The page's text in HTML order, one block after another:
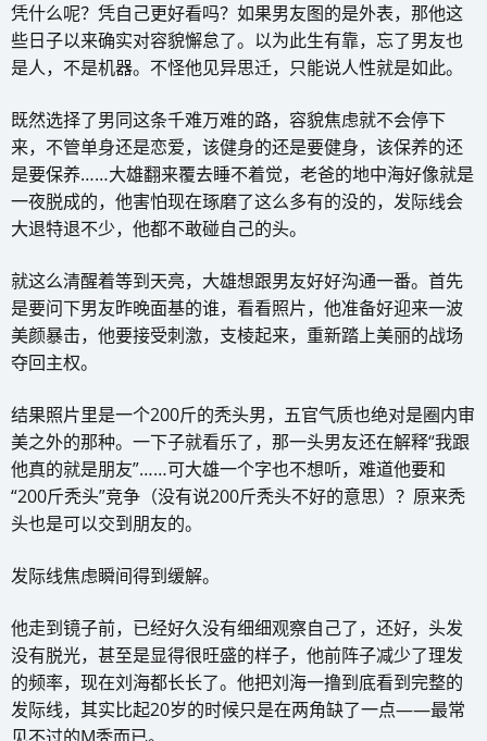
凭什么呢？凭自己更好看吗？如果男友图的是外表，那他这
些日子以来确实对容貌懈怠了。以为此生有靠，忘了男友也
是人，不是机器。不怪他见异思迁，只能说人性就是如此。
既然选择了男同这条千难万难的路，容貌焦虑就不会停下
来，不管单身还是恋爱，该健身的还是要健身，该保养的还
是要保养……大雄翻来覆去睡不着觉，老爸的地中海好像就是
一夜脱成的，他害怕现在琢磨了这么多有的没的，发际线会
大退特退不少，他都不敢碰自己的头。
就这么清醒着等到天亮，大雄想跟男友好好沟通一番。首先
是要问下男友昨晚面基的谁，看看照片，他准备好迎来一波
美颜暴击，他要接受刺激，支棱起来，重新踏上美丽的战场
夺回主权。
结果照片里是一个200斤的秃头男，五官气质也绝对是圈内审
美之外的那种。一下子就看乐了，那一头男友还在解释“我跟
他真的就是朋友”……可大雄一个字也不想听，难道他要和
“200斤秃头”竞争（没有说200斤秃头不好的意思）？原来秃
头也是可以交到朋友的。
发际线焦虑瞬间得到缓解。
他走到镜子前，已经好久没有细细观察自己了，还好，头发
没有脱光，甚至是显得很旺盛的样子，他前阵子减少了理发
的频率，现在刘海都长长了。他把刘海一撸到底看到完整的
发际线，其实比起20岁的时候只是在两角缺了一点——最常